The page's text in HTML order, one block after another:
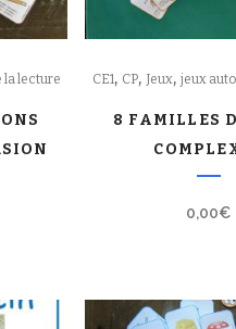
la lecture CE1, CP, Jeux, jeux
8 FAMILLES
0,00€